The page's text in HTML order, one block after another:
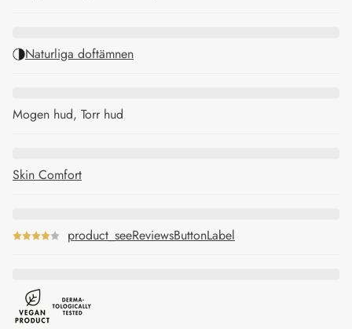
Naturliga doftämnen
Mogen hud, Torr hud
Skin Comfort
product_seeReviewsButtonLabel